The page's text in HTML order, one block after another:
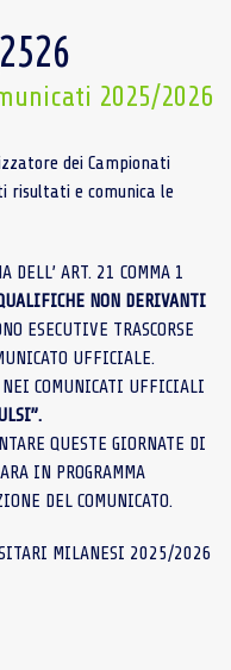
2025/2026
dei Campionati
risultati e comunica le
DELL’ ART. 21 COMMA 1
NON DERIVANTI
ESECUTIVE TRASCORSE
UFFICIALE.
COMUNICATI UFFICIALI
QUESTE GIORNATE DI
IN PROGRAMMA
DEL COMUNICATO.
MILANESI 2025/2026